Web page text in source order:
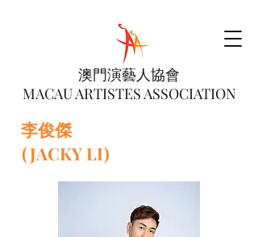
澳門演藝人協會
MACAU ARTISTES ASSOCIATION
李俊傑
(JACKY LI)